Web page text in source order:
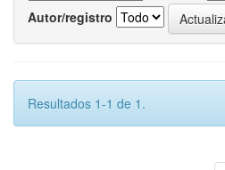
Autor/registro
Resultados 1-1 de 1.